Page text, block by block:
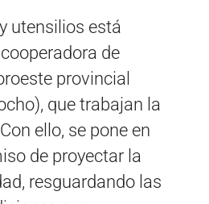
utensilios está
de
provincial
que trabajan la
ello, se pone en
de proyectar la
resguardando las